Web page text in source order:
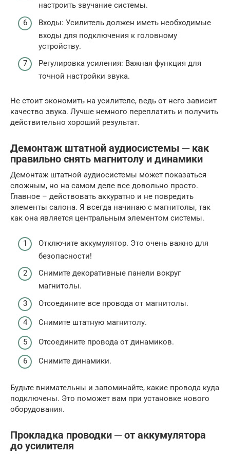
настроить звучание системы.
Входы: Усилитель должен иметь необходимые
входы для подключения к головному
устройству.
Регулировка усиления: Важная функция для
точной настройки звука.
Не стоит экономить на усилителе, ведь от него зависит
качество звука. Лучше немного переплатить и получить
действительно хороший результат.
Демонтаж штатной аудиосистемы ─ как
правильно снять магнитолу и динамики
Демонтаж штатной аудиосистемы может показаться
сложным, но на самом деле все довольно просто.
Главное – действовать аккуратно и не повредить
элементы салона. Я всегда начинаю с магнитолы, так
как она является центральным элементом системы.
Отключите аккумулятор. Это очень важно для
безопасности!
Снимите декоративные панели вокруг
магнитолы.
Отсоедините все провода от магнитолы.
Снимите штатную магнитолу.
Отсоедините провода от динамиков.
Снимите динамики.
Будьте внимательны и запоминайте, какие провода куда
подключены. Это поможет вам при установке нового
оборудования.
Прокладка проводки ─ от аккумулятора
до усилителя